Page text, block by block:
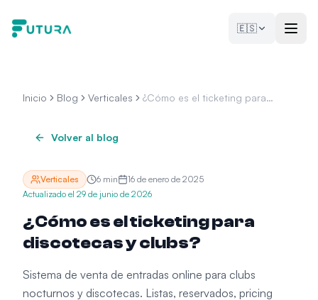
🇪🇸
Inicio Blog Verticales
¿Cómo es el ticketing para
Volver al blog
Verticales 6 min
16 de enero de 2025
Actualizado el 29 de junio de 2026
¿Cómo es el ticketing para
discotecas y clubs?
Sistema de venta de entradas online para clubs
nocturnos y discotecas. Listas, reservados, pricing